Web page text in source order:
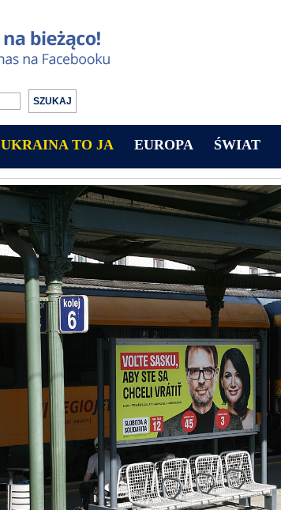
UKRAINA TO JA EUROPA ŚWIAT